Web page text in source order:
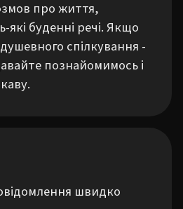
про життя,
які буденні речі. Якщо
спілкування -
познайомимось і
швидко